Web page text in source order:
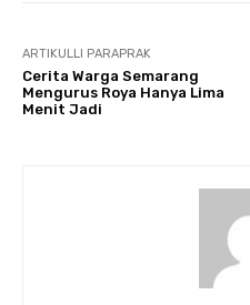
ARTIKULLI PARAPRAK
Cerita Warga Semarang
Mengurus Roya Hanya Lima
Menit Jadi